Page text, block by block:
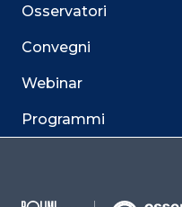
Osservatori
Convegni
Webinar
Programmi